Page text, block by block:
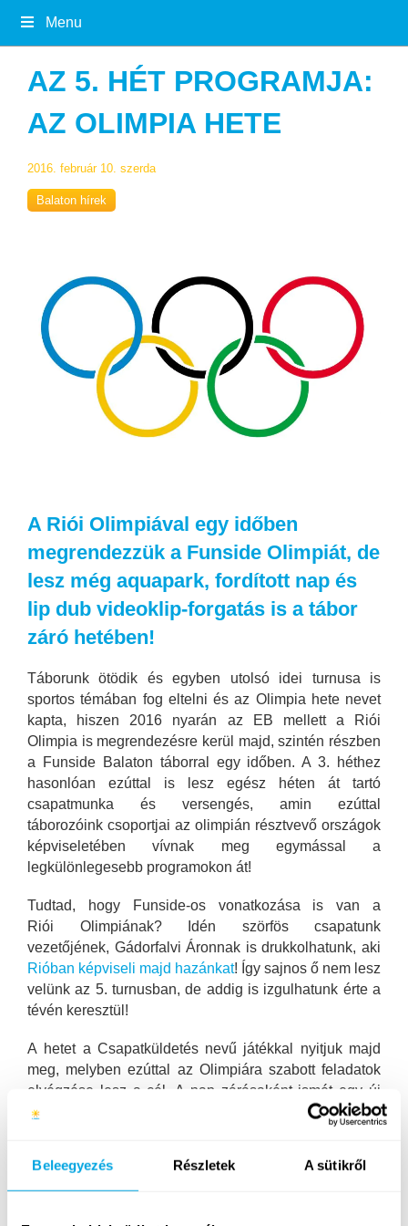
Beleegyezés Részletek A sütikről
Menu
AZ 5. HÉT PROGRAMJA:
AZ OLIMPIA HETE
2016. február 10. szerda
Balaton hírek
A Riói Olimpiával egy időben
megrendezzük a Funside Olimpiát, de
lesz még aquapark, fordított nap és
lip dub videoklip-forgatás is a tábor
záró hetében!
Táborunk ötödik és egyben utolsó idei turnusa is
sportos témában fog eltelni és az Olimpia hete nevet
kapta, hiszen 2016 nyarán az EB mellett a Riói
Olimpia is megrendezésre kerül majd, szintén részben
a Funside Balaton táborral egy időben. A 3. héthez
hasonlóan ezúttal is lesz egész héten át tartó
csapatmunka és versengés, amin ezúttal
táborozóink csoportjai az olimpián résztvevő országok
képviseletében vívnak meg egymással a
legkülönlegesebb programokon át!
Tudtad, hogy Funside-os vonatkozása is van a
Riói Olimpiának? Idén szörfös csapatunk
vezetőjének, Gádorfalvi Áronnak is drukkolhatunk, aki
Rióban képviseli majd hazánkat! Így sajnos ő nem lesz
velünk az 5. turnusban, de addig is izgulhatunk érte a
tévén keresztül!
A hetet a Csapatküldetés nevű játékkal nyitjuk majd
meg, melyben ezúttal az Olimpiára szabott feladatok
elvégzése lesz a cél. A nap zárásaként ismét egy új
program jön: a nemzetközi játékest különböző
program lesz. Most először lesz fordított napunk is az
5. héten, amely során táborozóink egy-egy olyan